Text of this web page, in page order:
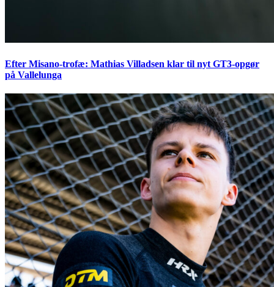
Efter Misano-trofæ: Mathias Villadsen klar til nyt GT3-opgør
på Vallelunga